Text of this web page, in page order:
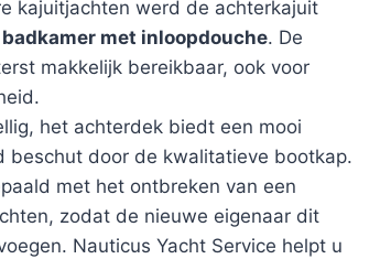
kajuitjachten werd de achterkajuit
met inloopdouche. De
makkelijk bereikbaar, ook voor
het achterdek biedt een mooi
beschut door de kwalitatieve bootkap.
met het ontbreken van een
zodat de nieuwe eigenaar dit
Nauticus Yacht Service helpt u